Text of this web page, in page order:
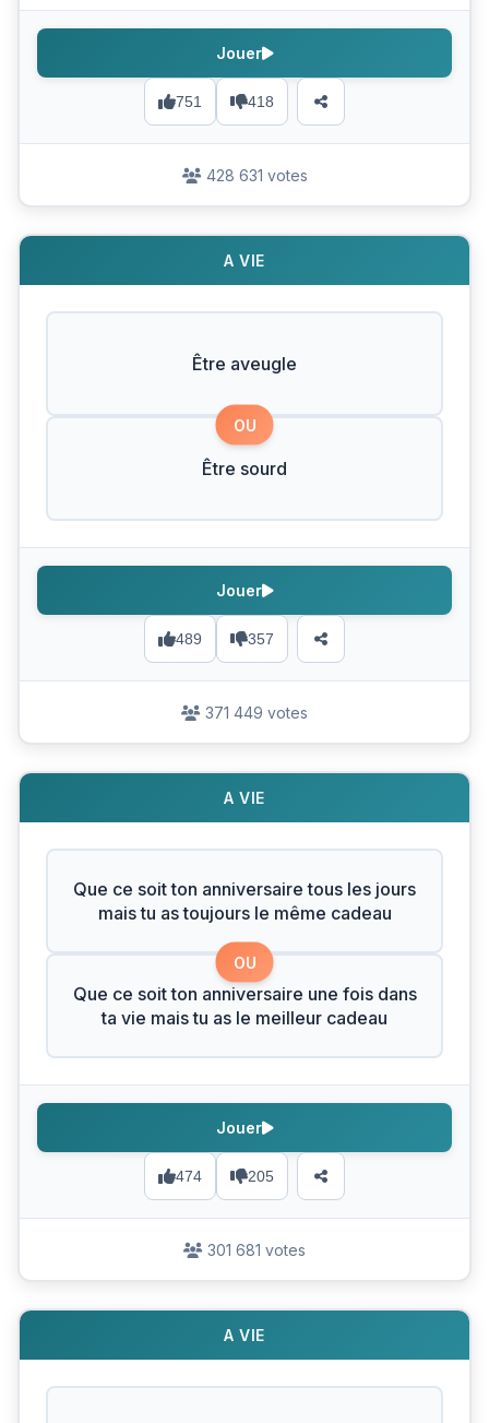
751 418
Jouer
428 631 votes
A VIE
Être aveugle
OU
Être sourd
489 357
Jouer
371 449 votes
A VIE
Que ce soit ton anniversaire tous les jours
mais tu as toujours le même cadeau
OU
Que ce soit ton anniversaire une fois dans
ta vie mais tu as le meilleur cadeau
474 205
Jouer
301 681 votes
A VIE